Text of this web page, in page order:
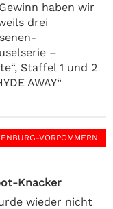
haben wir
drei
–
Staffel 1 und 2
AWAY“
VORPOMMERN
Knacker
wieder nicht